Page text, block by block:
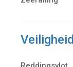
Veiligheid